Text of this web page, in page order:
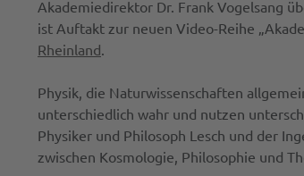
Akademiedirektor Dr. Frank Vogelsang
ist Auftakt zur neuen Video-Reihe
Rheinland.
Physik, die Naturwissenschaften
unterschiedlich wahr und nutzen
Physiker und Philosoph Lesch und der
zwischen Kosmologie, Philosophie und